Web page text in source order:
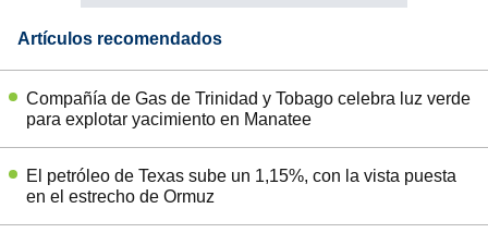
Artículos recomendados
Compañía de Gas de Trinidad y Tobago celebra luz verde
para explotar yacimiento en Manatee
El petróleo de Texas sube un 1,15%, con la vista puesta
en el estrecho de Ormuz